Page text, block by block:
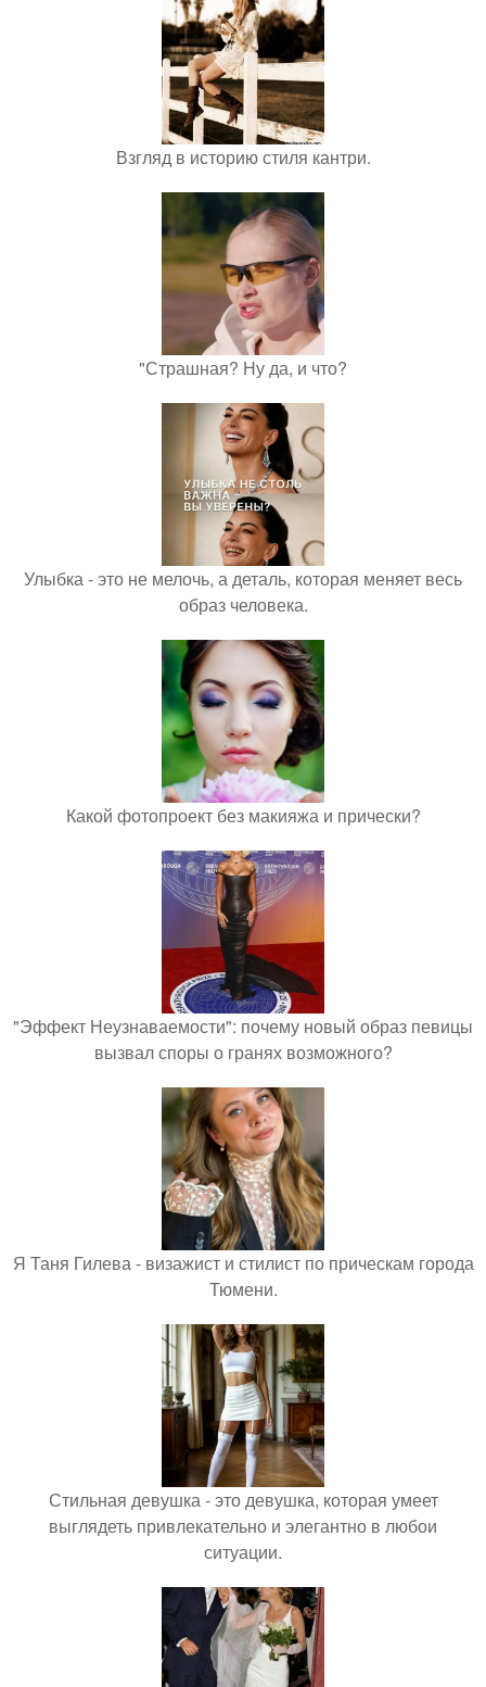
Взгляд в историю стиля кантри.
"Страшная? Ну да, и что?
Улыбка - это не мелочь, а деталь, которая меняет весь
образ человека.
Какой фотопроект без макияжа и прически?
"Эффект Неузнаваемости": почему новый образ певицы
вызвал споры о гранях возможного?
Я Таня Гилева - визажист и стилист по прическам города
Тюмени.
Стильная девушка - это девушка, которая умеет
выглядеть привлекательно и элегантно в любои
ситуации.